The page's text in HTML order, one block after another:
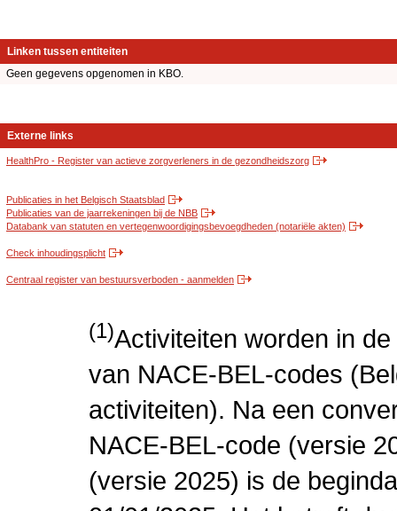
Linken tussen entiteiten
Geen gegevens opgenomen in KBO.
Externe links
HealthPro - Register van actieve zorgverleners in de gezondheidszorg
Publicaties in het Belgisch Staatsblad
Publicaties van de jaarrekeningen bij de NBB
Databank van statuten en vertegenwoordigingsbevoegdheden (notariële akten)
Check inhoudingsplicht
Centraal register van bestuursverboden - aanmelden
(1)Activiteiten worden in
van NACE-BEL-codes
activiteiten). Na een
NACE-BEL-code (versie
(versie 2025) is de